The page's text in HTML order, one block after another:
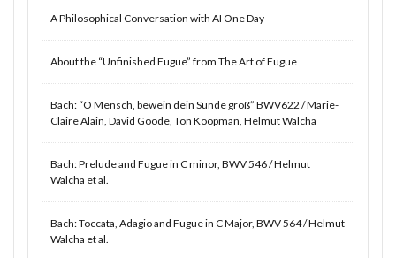
A Philosophical Conversation with AI One Day
About the “Unfinished Fugue” from The Art of Fugue
Bach: “O Mensch, bewein dein Sünde groß” BWV622 / Marie-
Claire Alain, David Goode, Ton Koopman, Helmut Walcha
Bach: Prelude and Fugue in C minor, BWV 546 / Helmut
Walcha et al.
Bach: Toccata, Adagio and Fugue in C Major, BWV 564 / Helmut
Walcha et al.